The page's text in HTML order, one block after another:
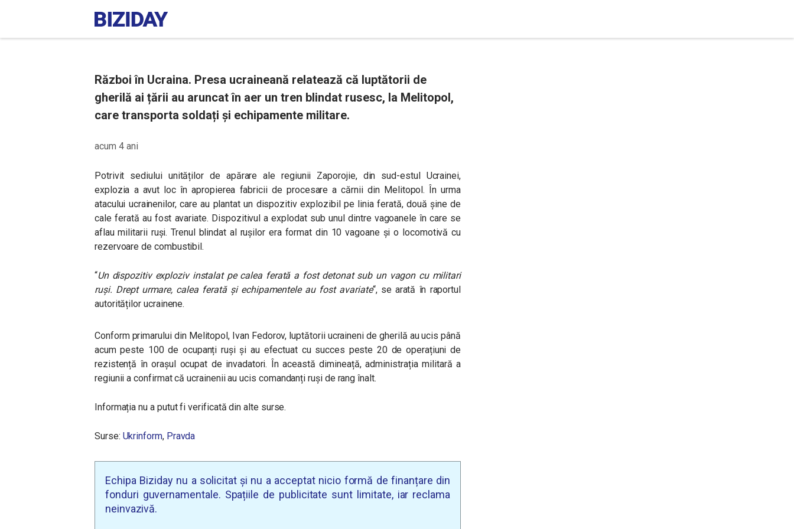
Război în Ucraina. Presa ucraineană relatează că luptătorii de
gherilă ai țării au aruncat în aer un tren blindat rusesc, la Melitopol,
care transporta soldați și echipamente militare.
acum 4 ani
Potrivit sediului unităților de apărare ale regiunii Zaporojie, din sud-estul Ucrainei,
explozia a avut loc în apropierea fabricii de procesare a cărnii din Melitopol. În urma
atacului ucrainenilor, care au plantat un dispozitiv explozibil pe linia ferată, două șine de
cale ferată au fost avariate. Dispozitivul a explodat sub unul dintre vagoanele în care se
aflau militarii ruși. Trenul blindat al rușilor era format din 10 vagoane și o locomotivă cu
rezervoare de combustibil.
“Un dispozitiv exploziv instalat pe calea ferată a fost detonat sub un vagon cu militari
ruși. Drept urmare, calea ferată și echipamentele au fost avariate“, se arată în raportul
autorităților ucrainene.
Conform primarului din Melitopol, Ivan Fedorov, luptătorii ucraineni de gherilă au ucis până
acum peste 100 de ocupanți ruși și au efectuat cu succes peste 20 de operațiuni de
rezistență în orașul ocupat de invadatori. În această dimineață, administrația militară a
regiunii a confirmat că ucrainenii au ucis comandanți ruși de rang înalt.
Informația nu a putut fi verificată din alte surse.
Surse: Ukrinform, Pravda
Echipa Biziday nu a solicitat și nu a acceptat nicio formă de finanțare din
fonduri guvernamentale. Spațiile de publicitate sunt limitate, iar reclama
neinvazivă.